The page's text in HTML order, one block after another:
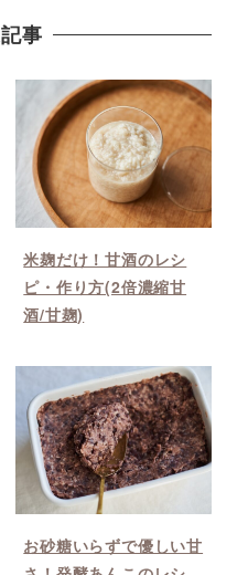
事
米麹だけ！甘酒のレシ
ピ・作り方(2倍濃縮甘
酒/甘麹)
お砂糖いらずで優しい甘